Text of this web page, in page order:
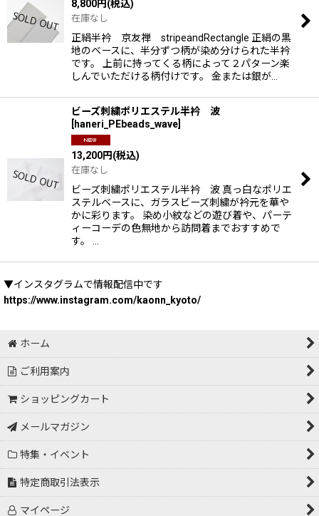
8,800円(税込)
在庫なし
正絹半衿 京友禅 stripeandRectangle 正絹の黒
地のベースに、半分ずつ柄が染め分けられた半衿
です。 上前に持ってくる柄によって２パターン楽
しんでいただける柄付けです。 金または銀が…
ビーズ刺繍ポリエステル半衿 波
haneri_PEbeads_wave
13,200円(税込)
在庫なし
ビーズ刺繍ポリエステル半衿 波 真っ白なポリエ
ステルベースに、ガラスビーズ刺繍が衿元を華や
かに彩ります。 染め小紋などの遊び着や、パーテ
ィーコーデの色無地から訪問着までおすすめで
す。 …
▼インスタグラムで情報配信中です
https://www.instagram.com/kaonn_kyoto/
ホーム
ご利用案内
ショッピングカート
メールマガジン
特集・イベント
特定商取引法表示
マイページ